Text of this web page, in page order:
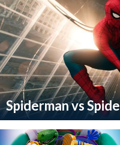
Spiderman vs